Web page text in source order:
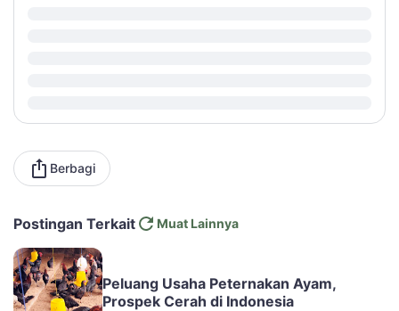
Berbagi
Postingan Terkait Muat Lainnya
Peluang Usaha Peternakan Ayam,
Prospek Cerah di Indonesia